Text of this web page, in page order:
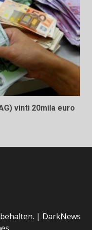
vinti 20mila euro
| DarkNews